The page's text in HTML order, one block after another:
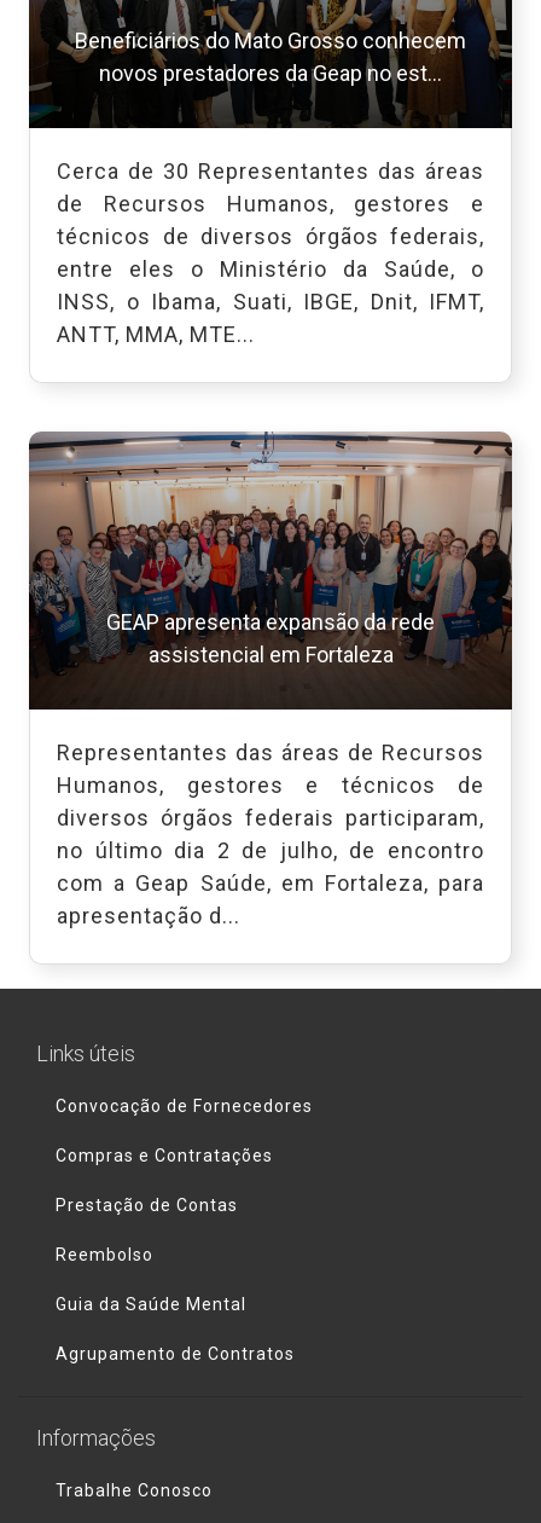
Beneficiários do Mato Grosso conhecem
novos prestadores da Geap no est...
Cerca de 30 Representantes das áreas
de Recursos Humanos, gestores e
técnicos de diversos órgãos federais,
entre eles o Ministério da Saúde, o
INSS, o Ibama, Suati, IBGE, Dnit, IFMT,
ANTT, MMA, MTE...
GEAP apresenta expansão da rede
assistencial em Fortaleza
Representantes das áreas de Recursos
Humanos, gestores e técnicos de
diversos órgãos federais participaram,
no último dia 2 de julho, de encontro
com a Geap Saúde, em Fortaleza, para
apresentação d...
Links úteis
Convocação de Fornecedores
Compras e Contratações
Prestação de Contas
Reembolso
Guia da Saúde Mental
Agrupamento de Contratos
Informações
Trabalhe Conosco